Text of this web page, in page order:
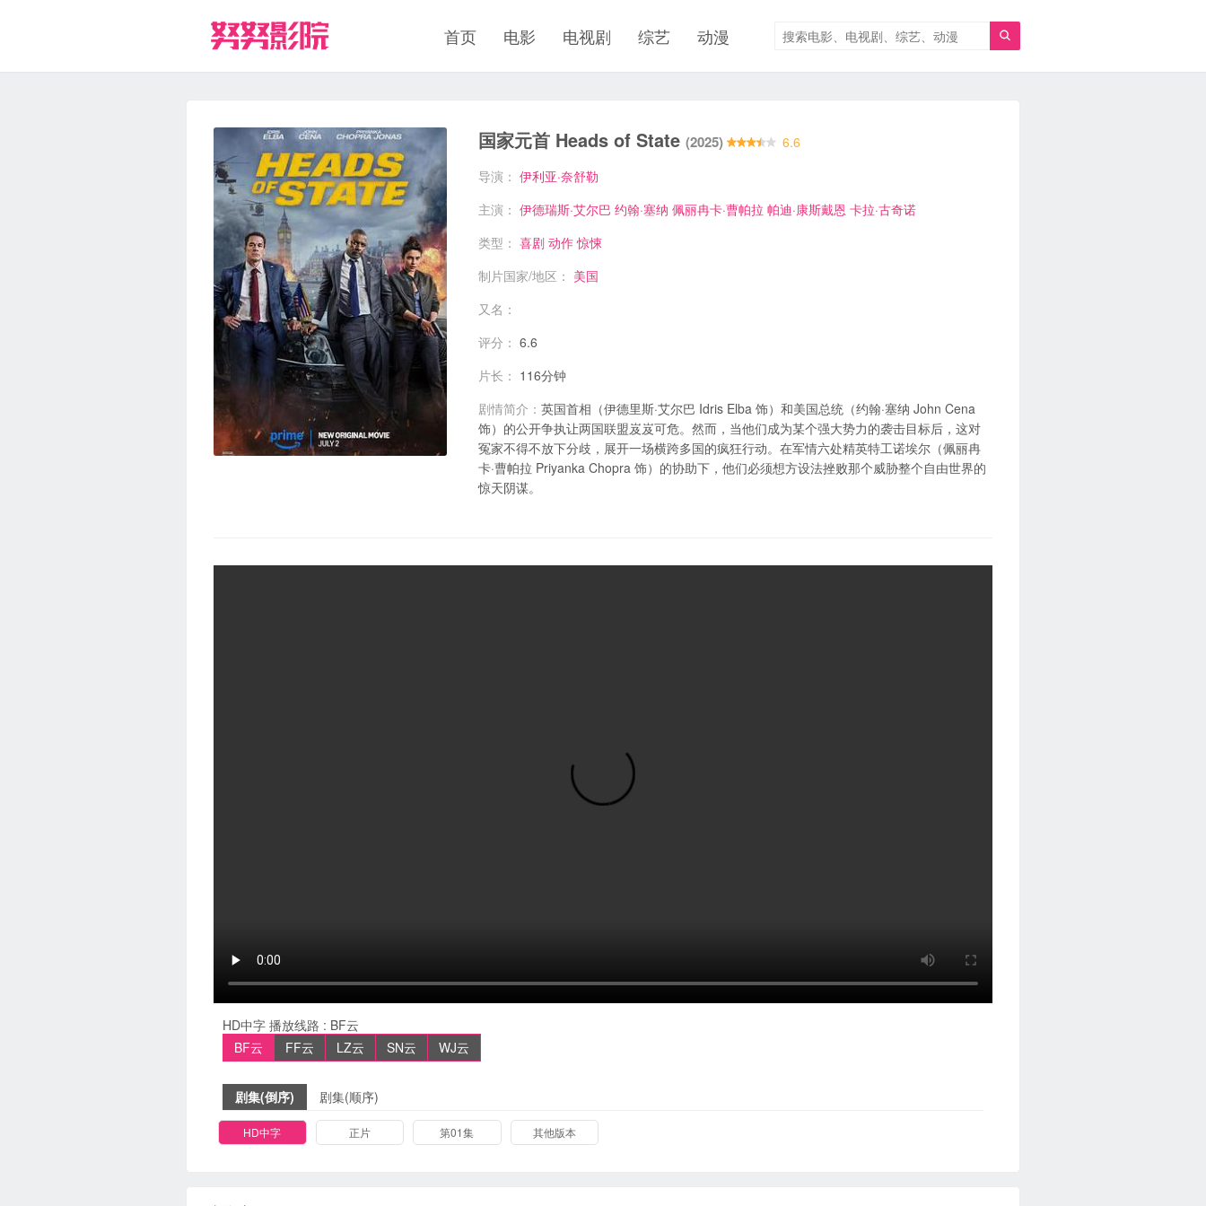

首页 电影 电视剧 综艺 动漫
国家元首 Heads of State (2025)
6.6
导演： 伊利亚·奈舒勒
主演： 伊德瑞斯·艾尔巴 约翰·塞纳 佩丽冉卡·曹帕拉 帕迪·康斯戴恩 卡拉·古奇诺
类型： 喜剧 动作 惊悚
制片国家/地区： 美国
又名：
评分： 6.6
片长： 116分钟
剧情简介： 英国首相（伊德里斯·艾尔巴 Idris Elba 饰）和美国总统（约翰·塞纳 John Cena
饰）的公开争执让两国联盟岌岌可危。然而，当他们成为某个强大势力的袭击目标后，这对
冤家不得不放下分歧，展开一场横跨多国的疯狂行动。在军情六处精英特工诺埃尔（佩丽冉
卡·曹帕拉 Priyanka Chopra 饰）的协助下，他们必须想方设法挫败那个威胁整个自由世界的
惊天阴谋。
HD中字 播放线路 : BF云
BF云
FF云 LZ云 SN云 WJ云
剧集(倒序) 剧集(顺序)
HD中字 正片 第01集 其他版本